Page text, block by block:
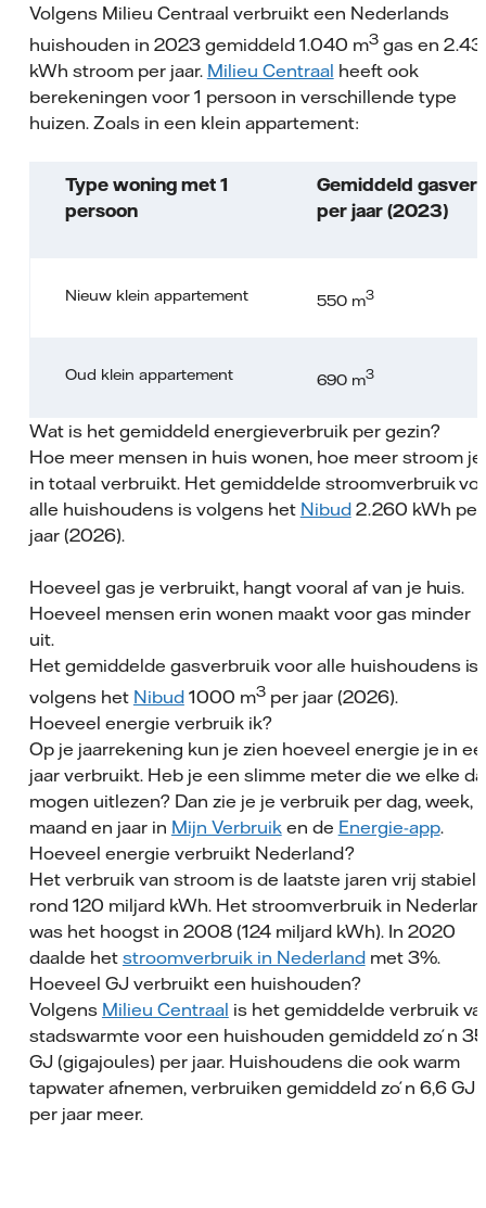
Volgens Milieu Centraal verbruikt een Nederlands
huishouden in 2023 gemiddeld 1.040 m3gas en
kWh stroom per jaar. Milieu Centraal heeft ook
berekeningen voor 1 persoon in verschillende type
huizen. Zoals in een klein appartement:
Type woning met 1
persoon
Gemiddeld
per jaar (2023)
Nieuw klein appartement 550 m3
Oud klein appartement 690 m3
Wat is het gemiddeld energieverbruik per gezin?
Hoe meer mensen in huis wonen, hoe meer stroom je
in totaal verbruikt. Het gemiddelde stroomverbruik
alle huishoudens is volgens het Nibud2.260 kWh per
jaar (2026).
Hoeveel gas je verbruikt, hangt vooral af van je huis.
Hoeveel mensen erin wonen maakt voor gas minder
uit.
Het gemiddelde gasverbruik voor alle huishoudens is
volgens het Nibud1000 m3per jaar (2026).
Hoeveel energie verbruik ik?
Op je jaarrekening kun je zien hoeveel energie je in
jaar verbruikt. Heb je een slimme meter die we elke
mogen uitlezen? Dan zie je je verbruik per dag, week,
maand en jaar in Mijn Verbruiken de Energie-app.
Hoeveel energie verbruikt Nederland?
Het verbruik van stroom is de laatste jaren vrij stabiel
rond 120 miljard kWh. Het stroomverbruik in
was het hoogst in 2008 (124 miljard kWh). In 2020
daalde het stroomverbruik in Nederlandmet 3%.
Hoeveel GJ verbruikt een huishouden?
Volgens Milieu Centraal is het gemiddelde verbruik
stadswarmte voor een huishouden gemiddeld zo ́n 35
GJ (gigajoules) per jaar. Huishoudens die ook warm
tapwater afnemen, verbruiken gemiddeld zo ́n 6,6 GJ
per jaar meer.